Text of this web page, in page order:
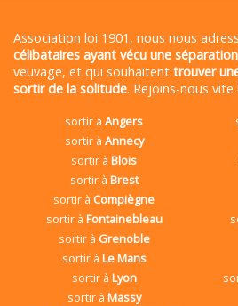
Association loi 1901, nous nous
célibataires ayant vécu une séparation
veuvage, et qui souhaitent trouver
sortir de la solitude. Rejoins-nous vite !
sortir àAngers
sortir à Annecy
sortir àBlois
sortir à Brest
sortir à Compiègne
sortir à Fontainebleau
sortir à Grenoble
sortir à Le Mans
sortir à Lyon
sortir à Massy